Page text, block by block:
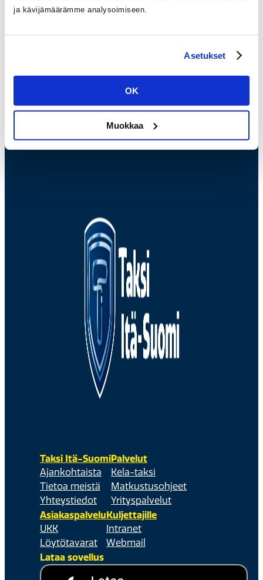
ja kävijämäärämme analysoimiseen.
Asetukset
OK
Muokkaa
Anna palautetta
kuljettajille
Valikko
Taksi Itä-Suomi
Ajankohtaista
Tietoa meistä
Yhteystiedot
Palvelut
Kela-taksi
Matkustusohjeet
Yrityspalvelut
Asiakaspalvelu
UKK
Löytötavarat
Kuljettajille
Intranet
Webmail
Lataa sovellus